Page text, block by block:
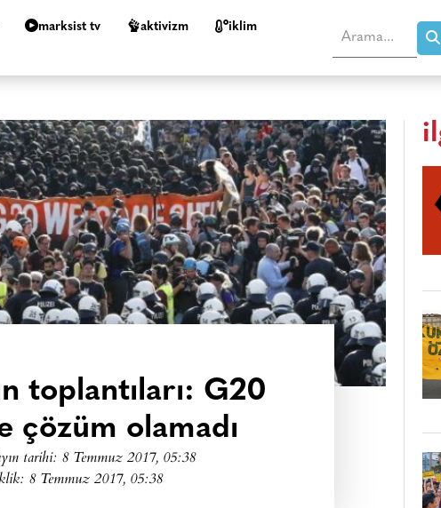
marksist tv aktivizm i̇klim
toplantıları: G20
çözüm olamadı
tarihi: 8 Temmuz 2017, 05:38
8 Temmuz 2017, 05:38